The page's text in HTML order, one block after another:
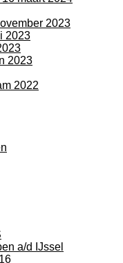
2023
2023
2023
2022
a/d IJssel